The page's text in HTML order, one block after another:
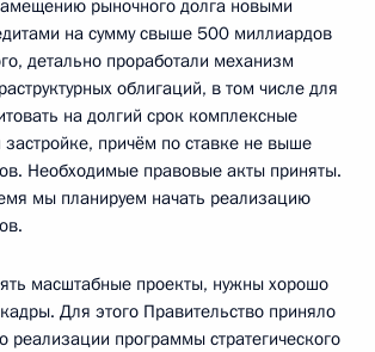
рыночного долга новыми
на сумму свыше 500 миллиардов
детально проработали механизм
облигаций, в том числе для
на долгий срок комплексные
причём по ставке не выше
Необходимые правовые акты приняты.
мы планируем начать реализацию
масштабные проекты, нужны хорошо
Для этого Правительство приняло
реализации программы стратегического